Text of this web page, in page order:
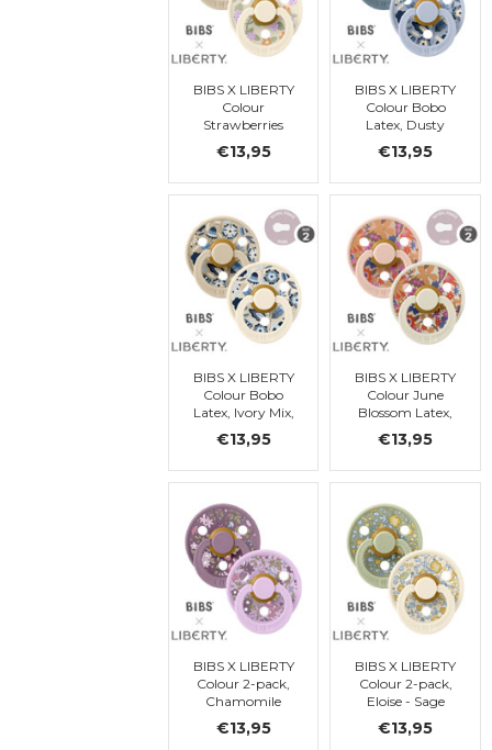
BIBS X LIBERTY
Colour
Strawberries
Latex, Ivory Mix
€13,95
BIBS X LIBERTY
Colour Bobo
Latex, Dusty
€13,95
BIBS X LIBERTY
Colour Bobo
Latex, Ivory Mix,
t 2
€13,95
BIBS X LIBERTY
Colour June
Blossom Latex,
Blush Mix, t 2
€13,95
BIBS X LIBERTY
Colour 2-pack,
Chamomile
Sky Mix, ronde,
€13,95
BIBS X LIBERTY
Colour 2-pack,
Eloise - Sage
€13,95